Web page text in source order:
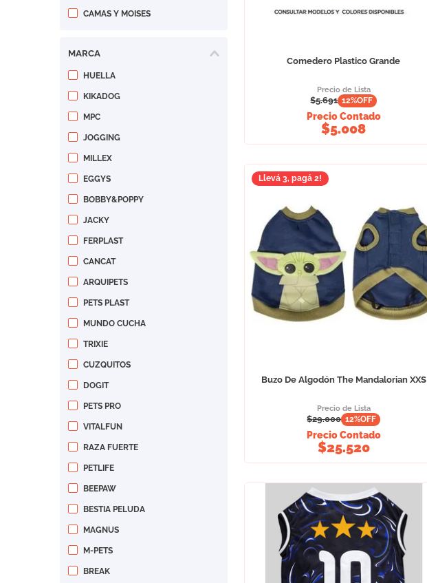
CAMAS Y MOISES
MARCA
HUELLA
KIKADOG
MPC
JOGGING
MILLEX
EGGYS
BOBBY&POPPY
JACKY
FERPLAST
CANCAT
ARQUIPETS
PETS PLAST
MUNDO CUCHA
TRIXIE
CUZQUITOS
DOGIT
PETS PRO
VITALFUN
RAZA FUERTE
PETLIFE
BEEPAW
BESTIA PELUDA
MAGNUS
M-PETS
BREAK
Comedero Plastico Grande
Precio de Lista
$5.691 12%OFF
Precio Contado
$5.008
Llevá 3, pagá 2!
Buzo De Algodón The Mandalorian XXS
Precio de Lista
$29.000 12%OFF
Precio Contado
$25.520